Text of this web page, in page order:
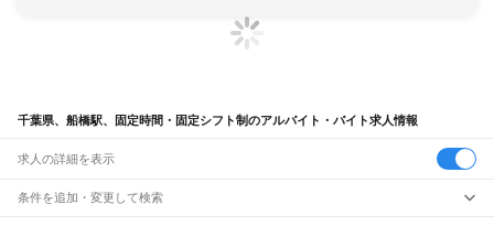
千葉県、船橋駅、固定時間・固定シフト制のアルバイト・バイト求人情報
求人の詳細を表示
条件を追加・変更して検索